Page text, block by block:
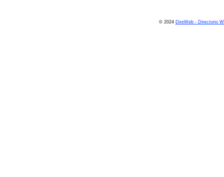
© 2024 DireWeb - Directorio